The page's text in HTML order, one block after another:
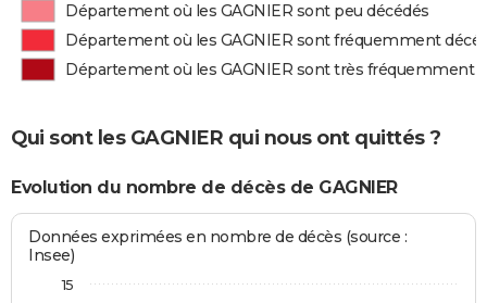
Département où les GAGNIER sont peu décédés
Département où les GAGNIER sont fréquemment
Département où les GAGNIER sont très fréquemment
Qui sont les GAGNIER qui nous ont quittés ?
Evolution du nombre de décès de GAGNIER
Données exprimées en nombre de décès (source :
Insee)
15